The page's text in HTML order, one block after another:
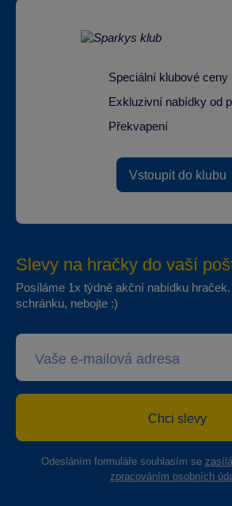
Speciální klubové ceny
Exkluzivní nabídky od
Překvapení
Vstoupit do klubu
Slevy na hračky do vaší
Posíláme 1x týdně akční nabídku
schránku, nebojte :)
Chci slevy
Odesláním formuláře souhlasím se
zpracováním osobních